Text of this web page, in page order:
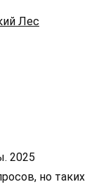
Лес
2025
но таких